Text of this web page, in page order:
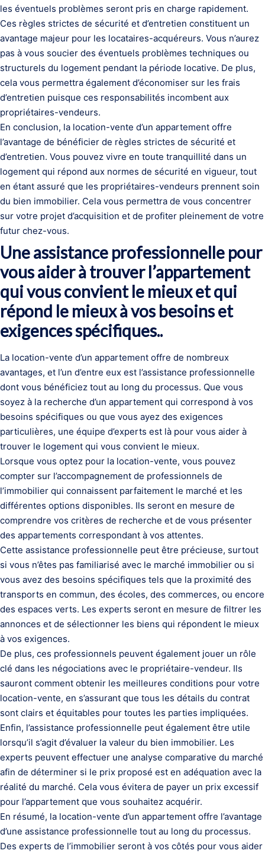
les éventuels problèmes seront pris en charge rapidement.
Ces règles strictes de sécurité et d’entretien constituent un
avantage majeur pour les locataires-acquéreurs. Vous n’aurez
pas à vous soucier des éventuels problèmes techniques ou
structurels du logement pendant la période locative. De plus,
cela vous permettra également d’économiser sur les frais
d’entretien puisque ces responsabilités incombent aux
propriétaires-vendeurs.
En conclusion, la location-vente d’un appartement offre
l’avantage de bénéficier de règles strictes de sécurité et
d’entretien. Vous pouvez vivre en toute tranquillité dans un
logement qui répond aux normes de sécurité en vigueur, tout
en étant assuré que les propriétaires-vendeurs prennent soin
du bien immobilier. Cela vous permettra de vous concentrer
sur votre projet d’acquisition et de profiter pleinement de votre
futur chez-vous.
Une assistance professionnelle pour
vous aider à trouver l’appartement
qui vous convient le mieux et qui
répond le mieux à vos besoins et
exigences spécifiques..
La location-vente d’un appartement offre de nombreux
avantages, et l’un d’entre eux est l’assistance professionnelle
dont vous bénéficiez tout au long du processus. Que vous
soyez à la recherche d’un appartement qui correspond à vos
besoins spécifiques ou que vous ayez des exigences
particulières, une équipe d’experts est là pour vous aider à
trouver le logement qui vous convient le mieux.
Lorsque vous optez pour la location-vente, vous pouvez
compter sur l’accompagnement de professionnels de
l’immobilier qui connaissent parfaitement le marché et les
différentes options disponibles. Ils seront en mesure de
comprendre vos critères de recherche et de vous présenter
des appartements correspondant à vos attentes.
Cette assistance professionnelle peut être précieuse, surtout
si vous n’êtes pas familiarisé avec le marché immobilier ou si
vous avez des besoins spécifiques tels que la proximité des
transports en commun, des écoles, des commerces, ou encore
des espaces verts. Les experts seront en mesure de filtrer les
annonces et de sélectionner les biens qui répondent le mieux
à vos exigences.
De plus, ces professionnels peuvent également jouer un rôle
clé dans les négociations avec le propriétaire-vendeur. Ils
sauront comment obtenir les meilleures conditions pour votre
location-vente, en s’assurant que tous les détails du contrat
sont clairs et équitables pour toutes les parties impliquées.
Enfin, l’assistance professionnelle peut également être utile
lorsqu’il s’agit d’évaluer la valeur du bien immobilier. Les
experts peuvent effectuer une analyse comparative du marché
afin de déterminer si le prix proposé est en adéquation avec la
réalité du marché. Cela vous évitera de payer un prix excessif
pour l’appartement que vous souhaitez acquérir.
En résumé, la location-vente d’un appartement offre l’avantage
d’une assistance professionnelle tout au long du processus.
Des experts de l’immobilier seront à vos côtés pour vous aider